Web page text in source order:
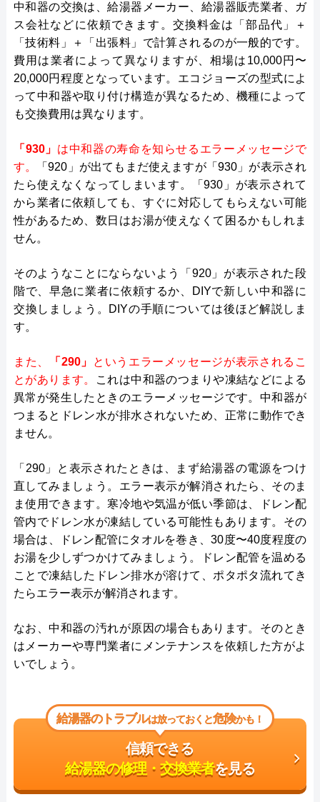
中和器の交換は、給湯器メーカー、給湯器販売業者、ガ
ス会社などに依頼できます。交換料金は「部品代」＋
「技術料」＋「出張料」で計算されるのが一般的です。
費用は業者によって異なりますが、相場は10,000円〜
20,000円程度となっています。エコジョーズの型式によ
って中和器や取り付け構造が異なるため、機種によって
も交換費用は異なります。
「930」 は中和器の寿命を知らせるエラーメッセージで
す。
「920」が出てもまだ使えますが「930」が表示され
たら使えなくなってしまいます。「930」が表示されて
から業者に依頼しても、すぐに対応してもらえない可能
性があるため、数日はお湯が使えなくて困るかもしれま
せん。
そのようなことにならないよう「920」が表示された段
階で、早急に業者に依頼するか、DIYで新しい中和器に
交換しましょう。DIYの手順については後ほど解説しま
す。
また、 「290」
というエラーメッセージが表示されるこ
とがあります。
これは中和器のつまりや凍結などによる
異常が発生したときのエラーメッセージです。中和器が
つまるとドレン水が排水されないため、正常に動作でき
ません。
「290」と表示されたときは、まず給湯器の電源をつけ
直してみましょう。エラー表示が解消されたら、そのま
ま使用できます。寒冷地や気温が低い季節は、ドレン配
管内でドレン水が凍結している可能性もあります。その
場合は、ドレン配管にタオルを巻き、30度〜40度程度の
お湯を少しずつかけてみましょう。ドレン配管を温める
ことで凍結したドレン排水が溶けて、ポタポタ流れてき
たらエラー表示が解消されます。
なお、中和器の汚れが原因の場合もあります。そのとき
はメーカーや専門業者にメンテナンスを依頼した方がよ
いでしょう。
給湯器のトラブルは放っておくと危険かも！
信頼できる
給湯器の修理・交換業者を見る